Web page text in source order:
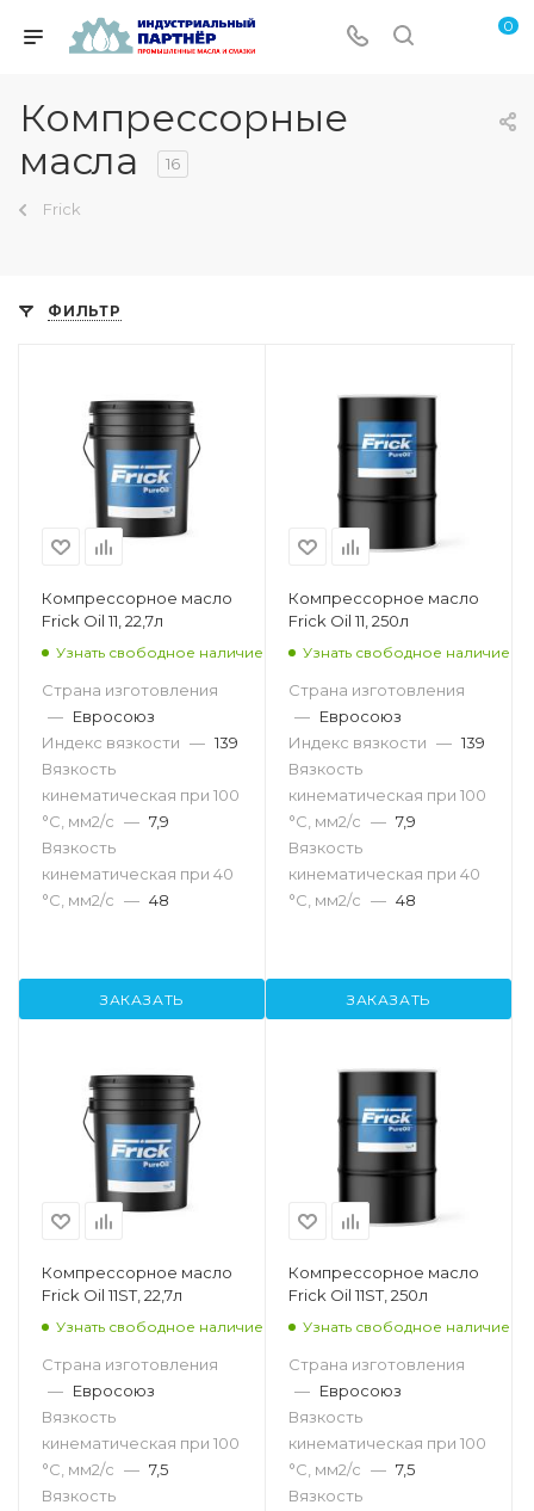
0
Компрессорные
масла
16
Frick
ФИЛЬТР
Компрессорное масло
Frick Oil 11, 22,7л
Узнать свободное наличие
Страна изготовления
— Евросоюз
Индекс вязкости — 139
Вязкость
кинематическая при 100
°С, мм2/с — 7,9
Вязкость
кинематическая при 40
°С, мм2/с — 48
ЗАКАЗАТЬ
Компрессорное масло
Frick Oil 11, 250л
Узнать свободное наличие
Страна изготовления
— Евросоюз
Индекс вязкости — 139
Вязкость
кинематическая при 100
°С, мм2/с — 7,9
Вязкость
кинематическая при 40
°С, мм2/с — 48
ЗАКАЗАТЬ
Компрессорное масло
Frick Oil 11ST, 22,7л
Узнать свободное наличие
Страна изготовления
— Евросоюз
Вязкость
кинематическая при 100
°С, мм2/с — 7,5
Вязкость
Компрессорное масло
Frick Oil 11ST, 250л
Узнать свободное наличие
Страна изготовления
— Евросоюз
Вязкость
кинематическая при 100
°С, мм2/с — 7,5
Вязкость